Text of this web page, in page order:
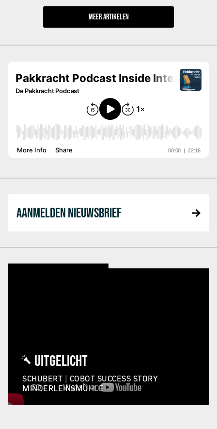
MEERARTIKELEN
AANMELDEN NIEUWSBRIEF
UITGELICHT
SCHUBERT | COBOT SUCCESS STORY
MINDERLEINSMÜHLE